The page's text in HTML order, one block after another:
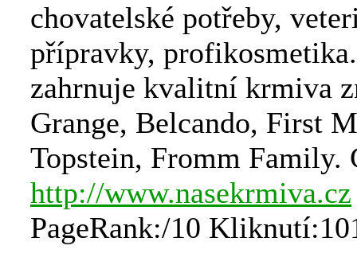
chovatelské potřeby,
přípravky,
zahrnuje kvalitní krmiva
Grange, Belcando, First
Topstein, Fromm Family.
http://www.nasekrmiva.cz
PageRank:/10